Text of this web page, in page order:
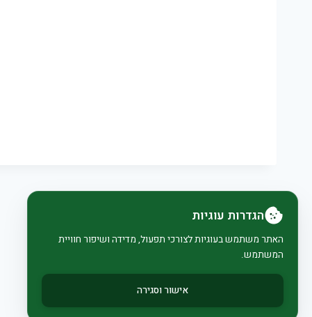
הגדרות עוגיות
האתר משתמש בעוגיות לצורכי תפעול, מדידה ושיפור חוויית
המשתמש.
אישור וסגירה